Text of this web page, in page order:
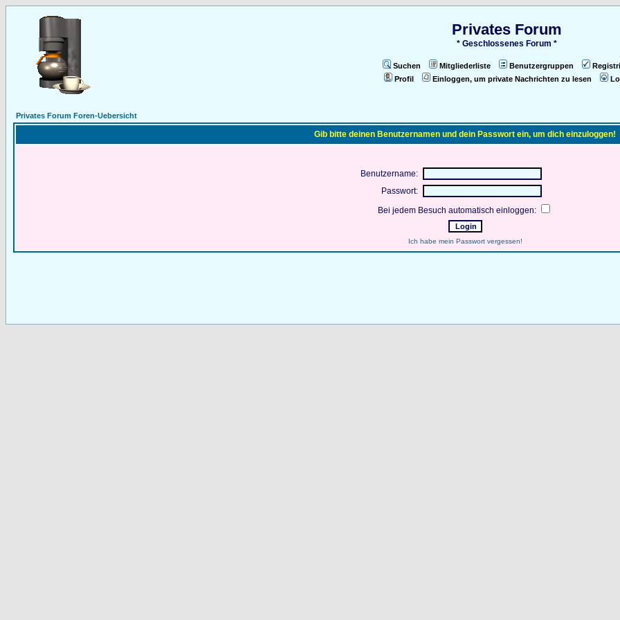
Privates Forum
* Geschlossenes Forum *
Suchen Mitgliederliste Benutzergruppen
Profil
Einloggen, um private Nachrichten zu lesen
Privates Forum Foren-Uebersicht
Gib bitte deinen Benutzernamen und dein Passwort ein, um dich einzuloggen!
Benutzername:
Passwort:
Bei jedem Besuch automatisch einloggen:
Ich habe mein Passwort vergessen!